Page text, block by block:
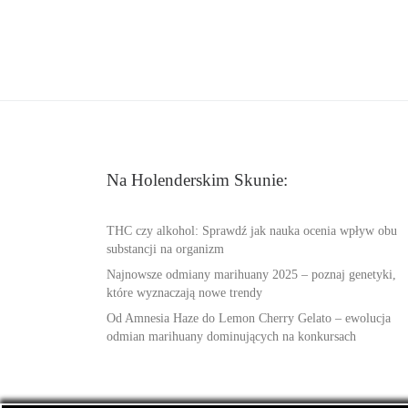
Na Holenderskim Skunie:
THC czy alkohol: Sprawdź jak nauka ocenia wpływ obu
substancji na organizm
Najnowsze odmiany marihuany 2025 – poznaj genetyki,
które wyznaczają nowe trendy
Od Amnesia Haze do Lemon Cherry Gelato – ewolucja
odmian marihuany dominujących na konkursach